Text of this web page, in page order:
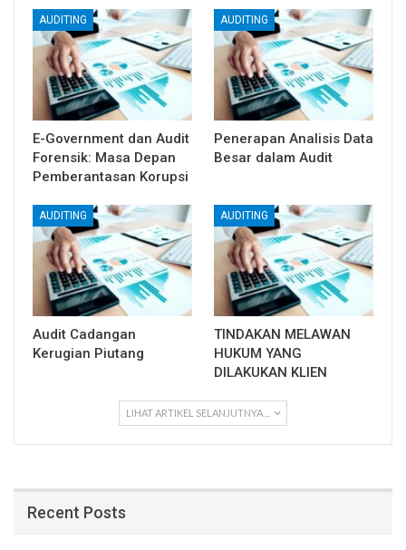
AUDITING
E-Government dan Audit
Forensik: Masa Depan
Pemberantasan Korupsi
AUDITING
Penerapan Analisis Data
Besar dalam Audit
AUDITING
Audit Cadangan
Kerugian Piutang
AUDITING
TINDAKAN MELAWAN
HUKUM YANG
DILAKUKAN KLIEN
LIHAT ARTIKEL SELANJUTNYA ...
Recent Posts